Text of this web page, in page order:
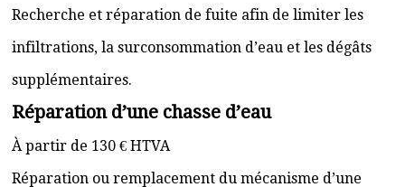
Recherche et réparation de fuite afin de limiter les
infiltrations, la surconsommation d’eau et les dégâts
supplémentaires.
Réparation d’une chasse d’eau
À partir de 130 € HTVA
Réparation ou remplacement du mécanisme d’une